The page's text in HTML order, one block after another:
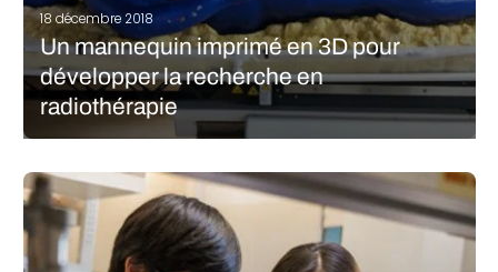
18 décembre 2018
Un mannequin imprimé en 3D pour
développer la recherche en
radiothérapie
State University (LSU) a imprimé en 3D un corps taille réelle pour
accélérer ses travaux de recherche en radiothérapie. Meagan
Moore est à l’origine du projet Phantom, alias Marie, un…
LIRE LA SUITE